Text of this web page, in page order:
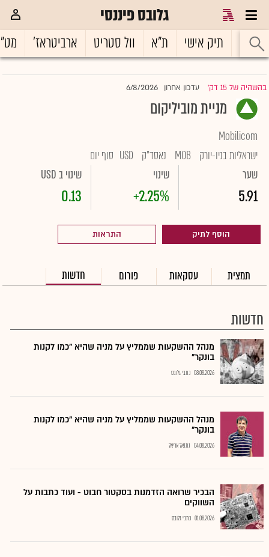
גלובס פיננסי
ראשי תיק אישי ת"א וול סטריט ארביטראז'
בהשהיה של 15 דק' |עדכון אחרון 6/8/2026
מניית מוביליקום
Mobilicom
ישראליות בניו-יורק MOB נאסד"ק USD סוף יום
שער
5.91
שינוי
+2.25%
שינוי ב USD
0.13
הוסף לתיק התראות
תמצית עסקאות פורום חדשות
חדשות
מנהל ההשקעות שממליץ על מניה שהיא "כמו לקנות
בונקר"
08.08.2026 כתבי גלובס
מנהל ההשקעות שממליץ על מניה שהיא "כמו לקנות
בונקר"
04.08.2026 נתנאל אריאל
הבכיר שרואה הזדמנות בסקטור חבוט - ועוד כתבות על
השווקים
01.08.2026 כתבי גלובס